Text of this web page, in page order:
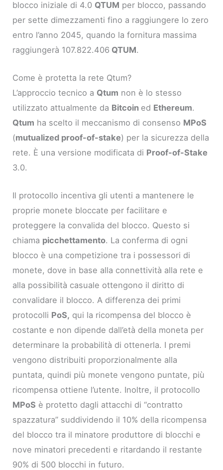
blocco iniziale di 4.0 QTUM per blocco, passando
per sette dimezzamenti fino a raggiungere lo zero
entro l’anno 2045, quando la fornitura massima
raggiungerà 107.822.406 QTUM.
Come è protetta la rete Qtum?
L’approccio tecnico a Qtum non è lo stesso
utilizzato attualmente da Bitcoin ed Ethereum.
Qtum ha scelto il meccanismo di consenso MPoS
(mutualized proof-of-stake) per la sicurezza della
rete. È una versione modificata di Proof-of-Stake
3.0.
Il protocollo incentiva gli utenti a mantenere le
proprie monete bloccate per facilitare e
proteggere la convalida del blocco. Questo si
chiama picchettamento. La conferma di ogni
blocco è una competizione tra i possessori di
monete, dove in base alla connettività alla rete e
alla possibilità casuale ottengono il diritto di
convalidare il blocco. A differenza dei primi
protocolli PoS, qui la ricompensa del blocco è
costante e non dipende dall’età della moneta per
determinare la probabilità di ottenerla. I premi
vengono distribuiti proporzionalmente alla
puntata, quindi più monete vengono puntate, più
ricompensa ottiene l’utente. Inoltre, il protocollo
MPoS è protetto dagli attacchi di “contratto
spazzatura” suddividendo il 10% della ricompensa
del blocco tra il minatore produttore di blocchi e
nove minatori precedenti e ritardando il restante
90% di 500 blocchi in futuro.